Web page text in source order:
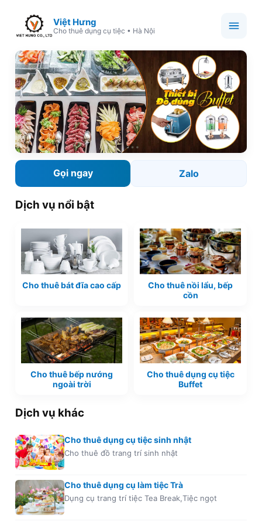
Việt Hưng
Cho thuê dụng cụ tiệc • Hà Nội
Gọi ngay Zalo
Dịch vụ nổi bật
Cho thuê bát đĩa cao cấp
Cho thuê nồi lẩu, bếp
cồn
Cho thuê bếp nướng
ngoài trời
Cho thuê dụng cụ tiệc
Buffet
Dịch vụ khác
Cho thuê dụng cụ tiệc sinh nhật
Cho thuê đồ trang trí sinh nhật
Cho thuê dụng cụ làm tiệc Trà
Dụng cụ trang trí tiệc Tea Break,Tiệc ngọt